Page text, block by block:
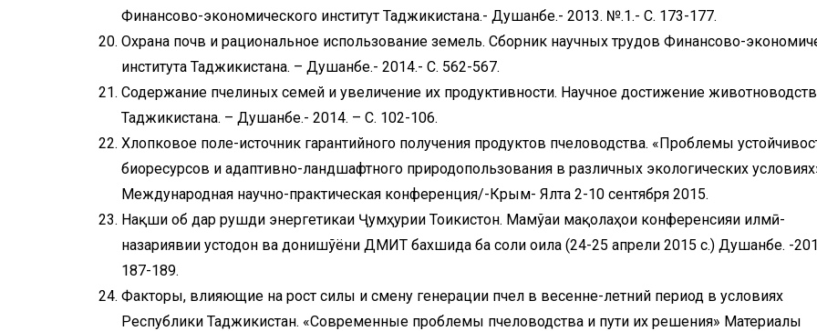
Финансово-экономического институт Таджикистана.- Душанбе.- 2013. №.1.- С. 173-177.
Охрана почв и рациональное использование земель. Сборник научных трудов Финансово-
института Таджикистана. – Душанбе.- 2014.- С. 562-567.
Содержание пчелиных семей и увеличение их продуктивности. Научное достижение
Таджикистана. – Душанбе.- 2014. – С. 102-106.
Хлопковое поле-источник гарантийного получения продуктов пчеловодства. «Проблемы
биоресурсов и адаптивно-ландшафтного природопользования в различных экологических
Международная научно-практическая конференция/-Крым- Ялта 2-10 сентября 2015.
Нақши об дар рушди энергетикаи Ҷумҳурии Тоҷикистон. Маҷмўаи мақолаҳои конференсияи илмӣ-
назариявии устодон ва донишҷўёни ДМИТ бахшида ба соли оила (24-25 апрели 2015 с.) Душанбе. -
187-189.
Факторы, влияющие на рост силы и смену генерации пчел в весенне-летний период в условиях
Республики Таджикистан. «Современные проблемы пчеловодства и пути их решения» Материалы